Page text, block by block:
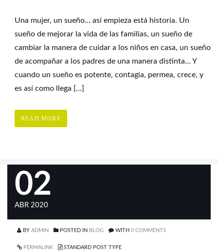
Una mujer, un sueño… así empieza está historia. Un
sueño de mejorar la vida de las familias, un sueño de
cambiar la manera de cuidar a los niños en casa, un sueño
de acompañar a los padres de una manera distinta… Y
cuando un sueño es potente, contagia, permea, crece, y
es así como llega […]
READ MORE
02
ABR 2020
BY ADMIN POSTED IN BLOG WITH 0 COMMENTS
PERMALINK STANDARD POST TYPE